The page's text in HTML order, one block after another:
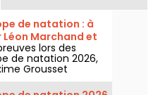
de natation : à
Marchand et
lors des
de natation 2026,
Grousset
chances de
le calendrier précis